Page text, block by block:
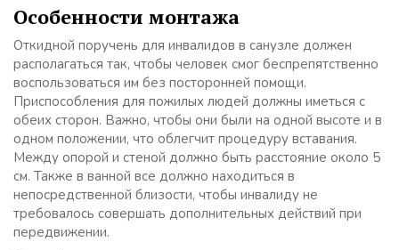
Особенности монтажа
Откидной поручень для инвалидов в санузле должен
располагаться так, чтобы человек смог беспрепятственно
воспользоваться им без посторонней помощи.
Приспособления для пожилых людей должны иметься с
обеих сторон. Важно, чтобы они были на одной высоте и в
одном положении, что облегчит процедуру вставания.
Между опорой и стеной должно быть расстояние около 5
см. Также в ванной все должно находиться в
непосредственной близости, чтобы инвалиду не
требовалось совершать дополнительных действий при
передвижении.